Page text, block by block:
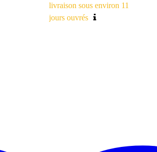
livraison sous environ 11
jours ouvrés